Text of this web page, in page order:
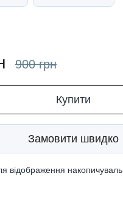
900 грн
Купити
Замовити швидко
відображення